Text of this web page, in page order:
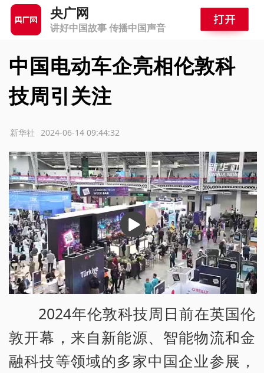
央广网
讲好中国故事 传播中国声音
中国电动车企亮相伦敦科
技周引关注
2024-06-14 09:44:32
新华社
播
放
2024年伦敦科技周日前在英国伦
敦开幕，来自新能源、智能物流和金
融科技等领域的多家中国企业参展，